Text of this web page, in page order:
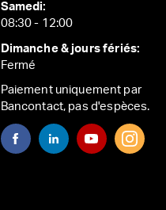
Samedi:
08:30 - 12:00
Dimanche & jours fériés:
Fermé
Paiement uniquement par
Bancontact, pas d'espèces.